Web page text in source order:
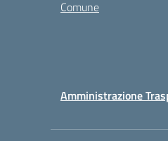
Comune
Amministrazione